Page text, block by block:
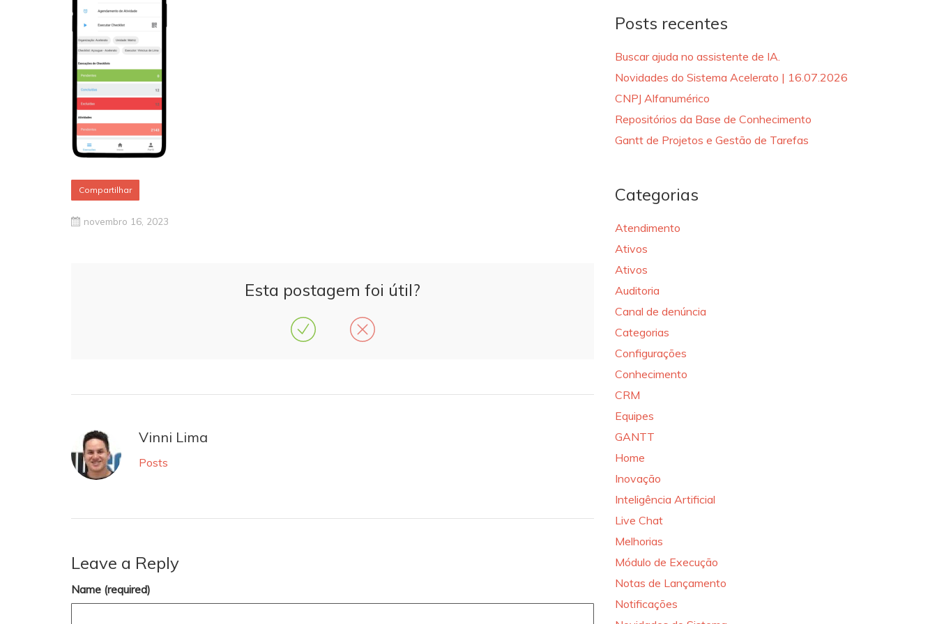
Compartilhar
novembro 16, 2023
Esta postagem foi útil?
Vinni Lima
Posts
Leave a Reply
Name (required)
Posts recentes
Buscar ajuda no assistente de IA.
Novidades do Sistema Acelerato | 16.07.2026
CNPJ Alfanumérico
Repositórios da Base de Conhecimento
Gantt de Projetos e Gestão de Tarefas
Categorias
Atendimento
Ativos
Ativos
Auditoria
Canal de denúncia
Categorias
Configurações
Conhecimento
CRM
Equipes
GANTT
Home
Inovação
Inteligência Artificial
Live Chat
Melhorias
Módulo de Execução
Notas de Lançamento
Notificações